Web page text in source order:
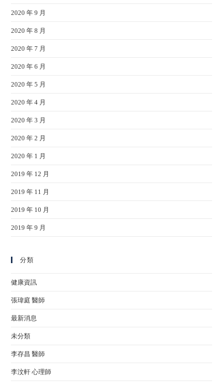
2020 年 9 月
2020 年 8 月
2020 年 7 月
2020 年 6 月
2020 年 5 月
2020 年 4 月
2020 年 3 月
2020 年 2 月
2020 年 1 月
2019 年 12 月
2019 年 11 月
2019 年 10 月
2019 年 9 月
分類
健康資訊
張瑋庭 醫師
最新消息
未分類
李存昌 醫師
李汶軒 心理師